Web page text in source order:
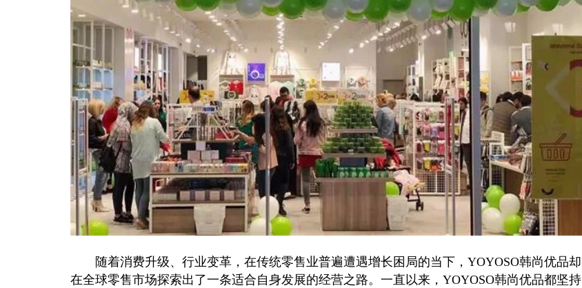
随着消费升级、行业变革，在传统零售业普遍遭遇增长困局的当下，YOYOSO韩尚优品却
在全球零售市场探索出了一条适合自身发展的经营之路。一直以来，YOYOSO韩尚优品都坚持